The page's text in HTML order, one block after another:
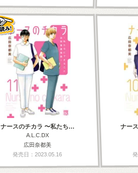
ナースのチカラ 〜私たち…
A.L.C.DX
広田奈都美
発売日：2023.05.16
ナー